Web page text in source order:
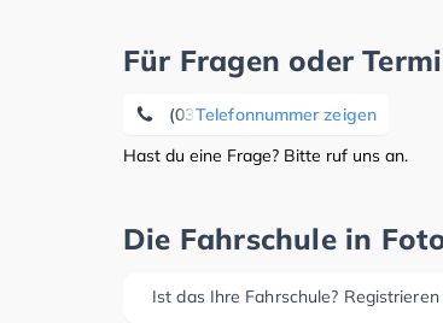
Für Fragen oder
Telefonnummer zeigen
(03941) 5 88 94 84
Hast du eine Frage? Bitte ruf uns an.
Die Fahrschule in
Ist das Ihre Fahrschule?